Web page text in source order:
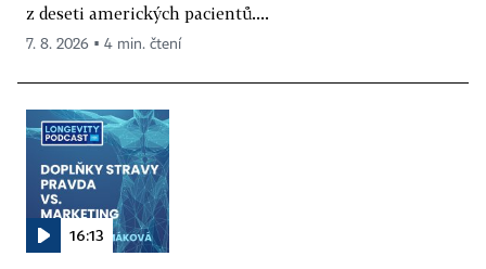
z deseti amerických pacientů....
7. 8. 2026 ▪ 4 min. čtení
16:13